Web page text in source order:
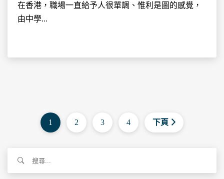
在香港，職場一直給予人很單調、惟利是圖的感覺，
由中學...
1 2 3 4 下頁
關